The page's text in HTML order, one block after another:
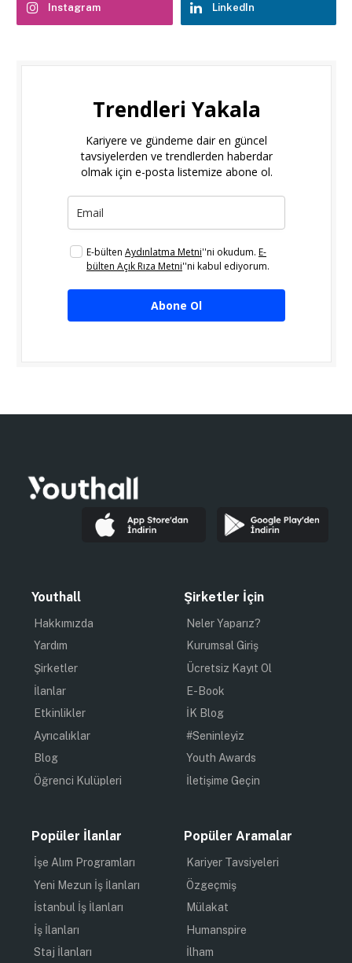
Instagram LinkedIn
Trendleri Yakala
Kariyere ve gündeme dair en güncel
tavsiyelerden ve trendlerden haberdar
olmak için e-posta listemize abone ol.
E-bülten Aydınlatma Metni''ni okudum. E-
bülten Açık Rıza Metni''ni kabul ediyorum.
Abone Ol
Youthall
Hakkımızda
Yardım
Şirketler
İlanlar
Etkinlikler
Ayrıcalıklar
Blog
Öğrenci Kulüpleri
Şirketler İçin
Neler Yaparız?
Kurumsal Giriş
Ücretsiz Kayıt Ol
E-Book
İK Blog
#Seninleyiz
Youth Awards
İletişime Geçin
Popüler İlanlar
İşe Alım Programları
Yeni Mezun İş İlanları
İstanbul İş İlanları
İş İlanları
Staj İlanları
Popüler Aramalar
Kariyer Tavsiyeleri
Özgeçmiş
Mülakat
Humanspire
İlham